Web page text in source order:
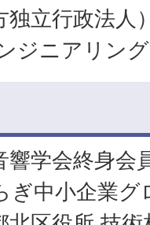
独立行政法
ジニアリン
響学会終身会
ぎ中小企業グ